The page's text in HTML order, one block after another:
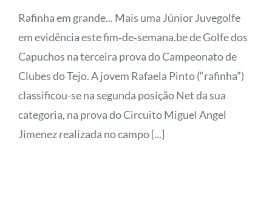
Rafinha em grande... Mais uma Júnior Juvegolfe
em evidência este fim‑de‑semana.be de Golfe dos
Capuchos na terceira prova do Campeonato de
Clubes do Tejo. A jovem Rafaela Pinto (“rafinha”)
classificou-se na segunda posição Net da sua
categoria, na prova do Circuito Miguel Angel
Jimenez realizada no campo [...]